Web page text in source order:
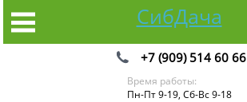
СибДача
+7 (909) 514 60 66
Время работы:
Пн-Пт 9-19, Сб-Вс 9-18